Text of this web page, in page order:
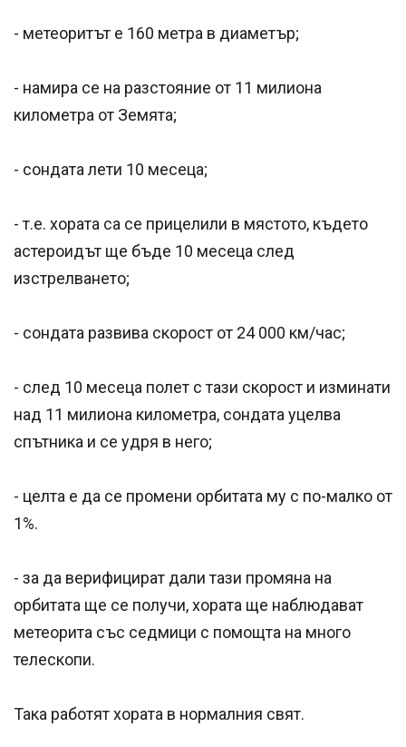
- метеоритът е 160 метра в диаметър;
- намира се на разстояние от 11 милиона
километра от Земята;
- сондата лети 10 месеца;
- т.е. хората са се прицелили в мястото, където
астероидът ще бъде 10 месеца след
изстрелването;
- сондата развива скорост от 24 000 км/час;
- след 10 месеца полет с тази скорост и изминати
над 11 милиона километра, сондата уцелва
спътника и се удря в него;
- целта е да се промени орбитата му с по-малко от
1%.
- за да верифицират дали тази промяна на
орбитата ще се получи, хората ще наблюдават
метеорита със седмици с помощта на много
телескопи.
Така работят хората в нормалния свят.